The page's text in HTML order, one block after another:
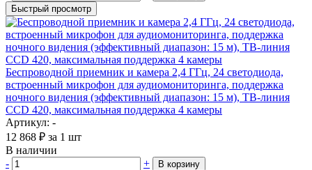
Быстрый просмотр
Беспроводной приемник и камера 2,4 ГГц, 24 светодиода,
встроенный микрофон для аудиомониторинга, поддержка
ночного видения (эффективный диапазон: 15 м), ТВ-линия
CCD 420, максимальная поддержка 4 камеры
Артикул: -
12 868 ₽ за 1 шт
В наличии
-
+ В корзину